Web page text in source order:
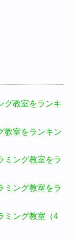
グ教室をランキ
教室をランキン
ミング教室をラ
ミング教室をラ
ミング教室（4